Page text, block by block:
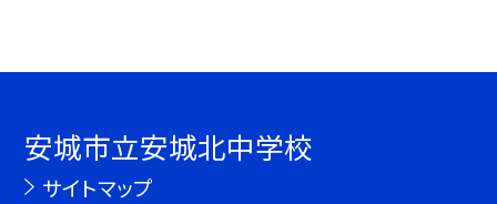
安城市立安城北中学校
サイトマップ